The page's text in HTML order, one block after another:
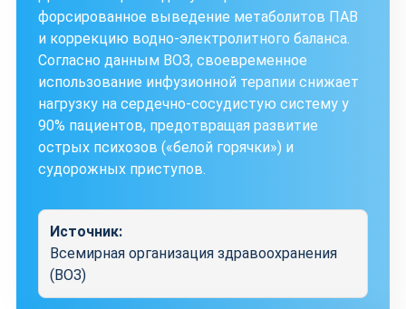
форсированное выведение метаболитов ПАВ
и коррекцию водно-электролитного баланса.
Согласно данным ВОЗ, своевременное
использование инфузионной терапии снижает
нагрузку на сердечно-сосудистую систему у
90% пациентов, предотвращая развитие
острых психозов («белой горячки») и
судорожных приступов.
Источник:
Всемирная организация здравоохранения
(ВОЗ)